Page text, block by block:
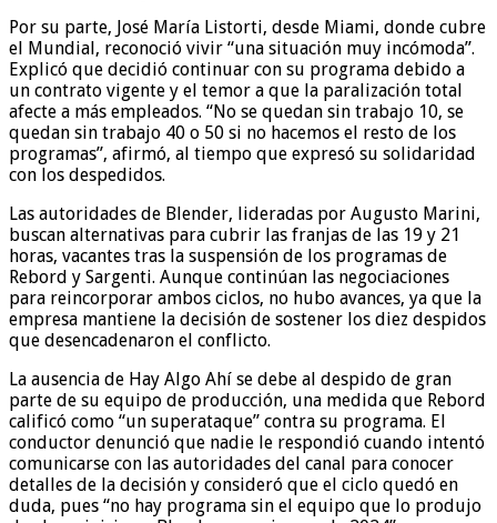
Por su parte, José María Listorti, desde Miami, donde cubre
el Mundial, reconoció vivir “una situación muy incómoda”.
Explicó que decidió continuar con su programa debido a
un contrato vigente y el temor a que la paralización total
afecte a más empleados. “No se quedan sin trabajo 10, se
quedan sin trabajo 40 o 50 si no hacemos el resto de los
programas”, afirmó, al tiempo que expresó su solidaridad
con los despedidos.
Las autoridades de Blender, lideradas por Augusto Marini,
buscan alternativas para cubrir las franjas de las 19 y 21
horas, vacantes tras la suspensión de los programas de
Rebord y Sargenti. Aunque continúan las negociaciones
para reincorporar ambos ciclos, no hubo avances, ya que la
empresa mantiene la decisión de sostener los diez despidos
que desencadenaron el conflicto.
La ausencia de Hay Algo Ahí se debe al despido de gran
parte de su equipo de producción, una medida que Rebord
calificó como “un superataque” contra su programa. El
conductor denunció que nadie le respondió cuando intentó
comunicarse con las autoridades del canal para conocer
detalles de la decisión y consideró que el ciclo quedó en
duda, pues “no hay programa sin el equipo que lo produjo